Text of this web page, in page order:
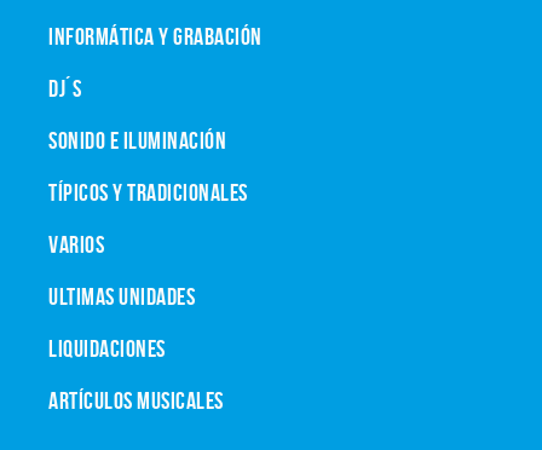
INFORMÁTICA Y GRABACIÓN
DJ´S
SONIDO E ILUMINACIÓN
TÍPICOS Y TRADICIONALES
VARIOS
ULTIMAS UNIDADES
LIQUIDACIONES
ARTÍCULOS MUSICALES